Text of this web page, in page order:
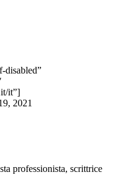
disabled”
it”]
2021
professionista, scrittrice